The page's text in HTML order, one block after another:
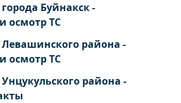
Буйнакск -
осмотр ТС
района -
осмотр ТС
района -